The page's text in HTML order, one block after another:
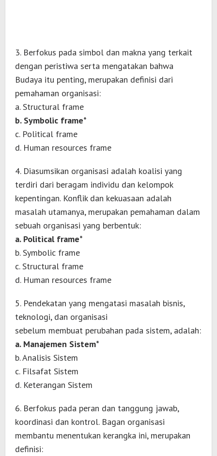
3. Berfokus pada simbol dan makna yang terkait
dengan peristiwa serta mengatakan bahwa
Budaya itu penting, merupakan definisi dari
pemahaman organisasi:
a. Structural frame
b. Symbolic frame*
c. Political frame
d. Human resources frame
4. Diasumsikan organisasi adalah koalisi yang
terdiri dari beragam individu dan kelompok
kepentingan. Konflik dan kekuasaan adalah
masalah utamanya, merupakan pemahaman dalam
sebuah organisasi yang berbentuk:
a. Political frame*
b. Symbolic frame
c. Structural frame
d. Human resources frame
5. Pendekatan yang mengatasi masalah bisnis,
teknologi, dan organisasi
sebelum membuat perubahan pada sistem, adalah:
a. Manajemen Sistem*
b. Analisis Sistem
c. Filsafat Sistem
d. Keterangan Sistem
6. Berfokus pada peran dan tanggung jawab,
koordinasi dan kontrol. Bagan organisasi
membantu menentukan kerangka ini, merupakan
definisi: